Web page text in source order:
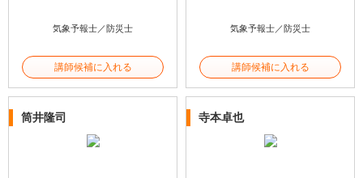
気象予報士／防災士
講師候補に入れる
気象予報士／防災士
講師候補に入れる
筒井隆司 寺本卓也